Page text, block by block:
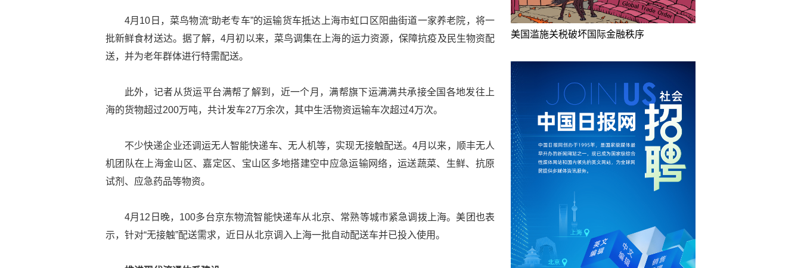
4月10日，菜鸟物流“助老专车”的运输货车抵达上海市虹口区阳曲街道一家养老院，将一
批新鲜食材送达。据了解，4月初以来，菜鸟调集在上海的运力资源，保障抗疫及民生物资配
送，并为老年群体进行特需配送。
此外，记者从货运平台满帮了解到，近一个月，满帮旗下运满满共承接全国各地发往上
海的货物超过200万吨，共计发车27万余次，其中生活物资运输车次超过4万次。
不少快递企业还调运无人智能快递车、无人机等，实现无接触配送。4月以来，顺丰无人
机团队在上海金山区、嘉定区、宝山区多地搭建空中应急运输网络，运送蔬菜、生鲜、抗原
试剂、应急药品等物资。
4月12日晚，100多台京东物流智能快递车从北京、常熟等城市紧急调拨上海。美团也表
示，针对“无接触”配送需求，近日从北京调入上海一批自动配送车并已投入使用。
美国滥施关税破坏国际金融秩序